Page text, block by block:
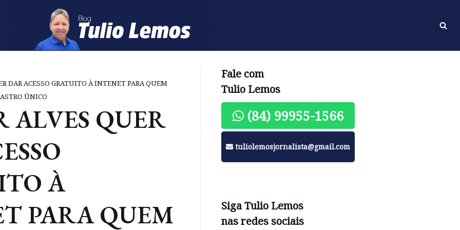
DAR ACESSO GRATUITO À INTENET PARA QUEM
ÚNICO
ALVES QUER
À
PARA QUEM
Fale com
Tulio Lemos
(84) 99955-1566
tuliolemosjornalista@gmail.com
Siga Tulio Lemos
nas redes sociais